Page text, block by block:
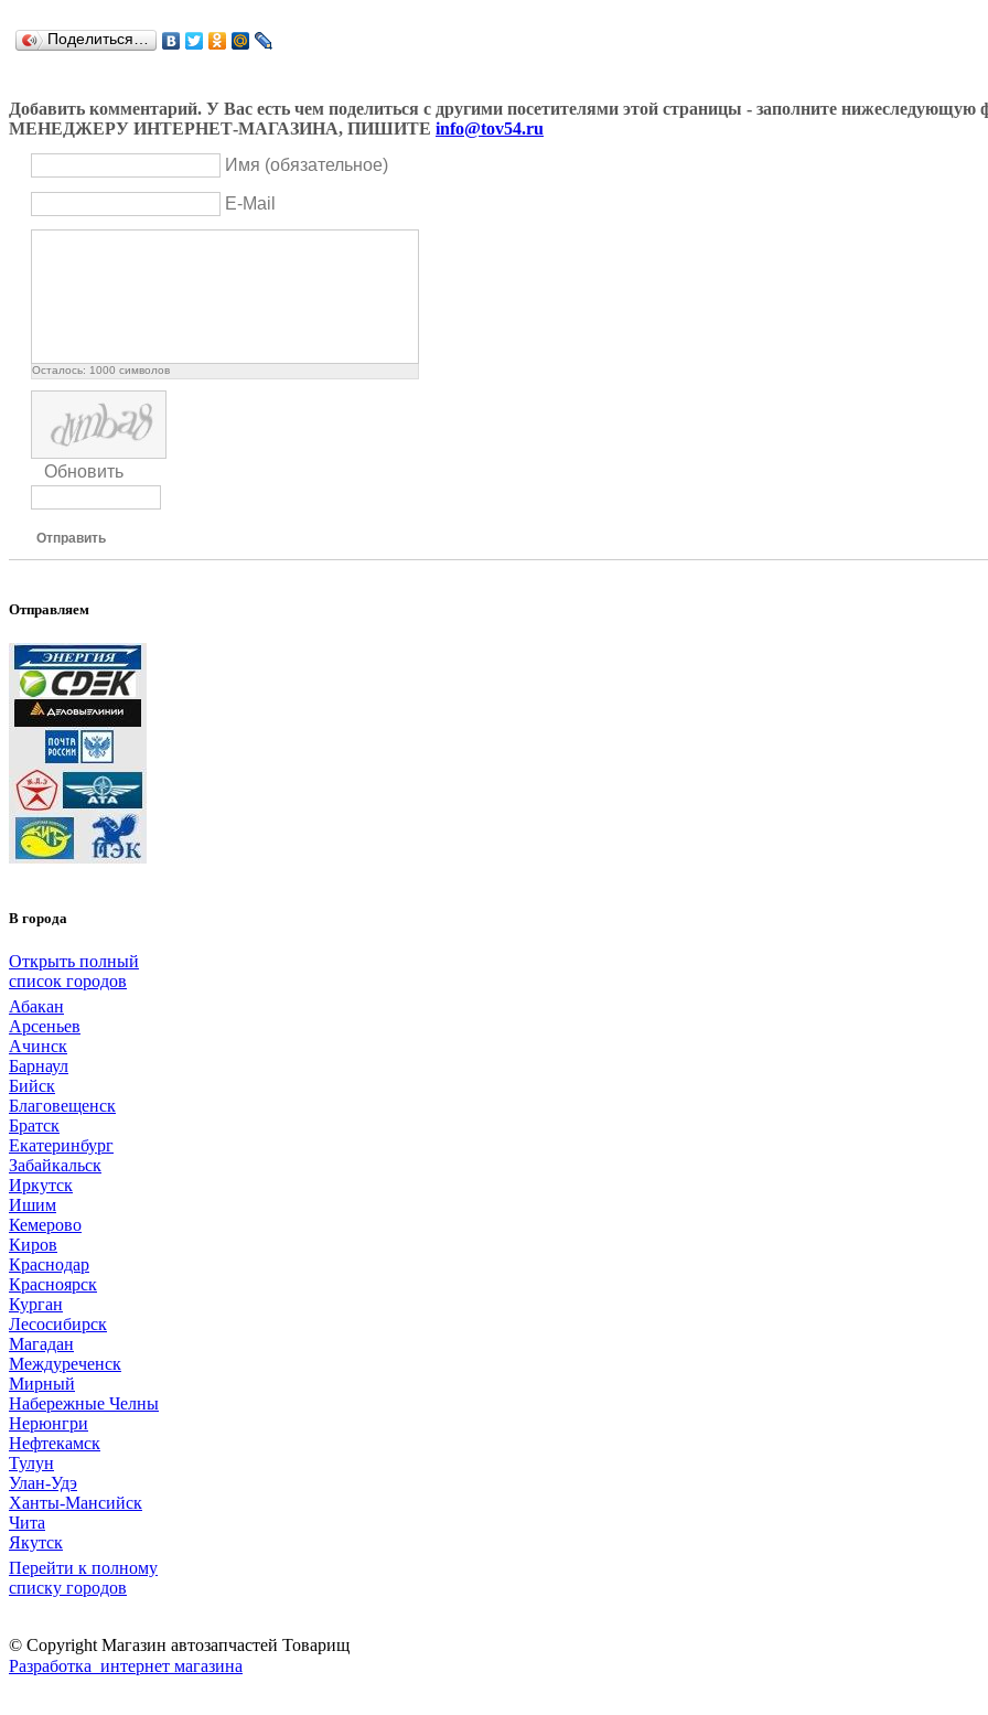
Поделиться…
Добавить комментарий. У Вас есть чем поделиться с другими посетителями этой страницы - заполните
МЕНЕДЖЕРУ ИНТЕРНЕТ-МАГАЗИНА, ПИШИТЕ info@tov54.ru
Имя (обязательное)
E-Mail
Осталось: 1000 символов
Обновить
Отправить
Отправляем
В города
Открыть полный
список городов
Абакан
Арсеньев
Ачинск
Барнаул
Бийск
Благовещенск
Братск
Екатеринбург
Забайкальск
Иркутск
Ишим
Кемерово
Киров
Краснодар
Красноярск
Курган
Лесосибирск
Магадан
Междуреченск
Мирный
Набережные Челны
Нерюнгри
Нефтекамск
Тулун
Улан-Удэ
Ханты-Мансийск
Чита
Якутск
Перейти к полному
списку городов
© Copyright Магазин автозапчастей Товарищ
Разработка интернет магазина